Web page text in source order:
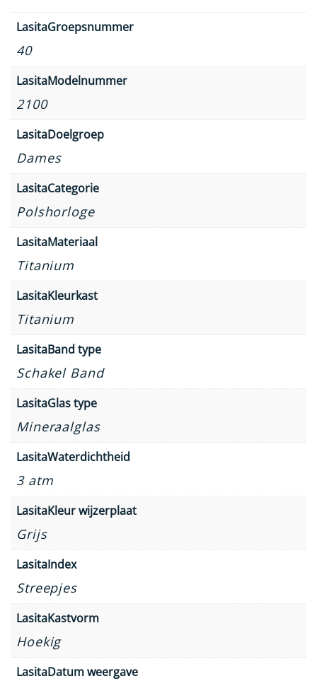
LasitaGroepsnummer
40
LasitaModelnummer
2100
LasitaDoelgroep
Dames
LasitaCategorie
Polshorloge
LasitaMateriaal
Titanium
LasitaKleurkast
Titanium
LasitaBand type
Schakel Band
LasitaGlas type
Mineraalglas
LasitaWaterdichtheid
3 atm
LasitaKleur wijzerplaat
Grijs
LasitaIndex
Streepjes
LasitaKastvorm
Hoekig
LasitaDatum weergave